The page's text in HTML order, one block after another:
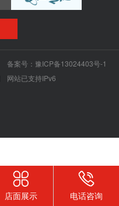
备案号： 豫ICP备13024403号-1
网站已支持IPv6
店面展示 电话咨询